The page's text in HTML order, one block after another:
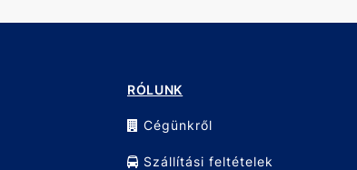
RÓLUNK
Cégünkről
Szállítási feltételek